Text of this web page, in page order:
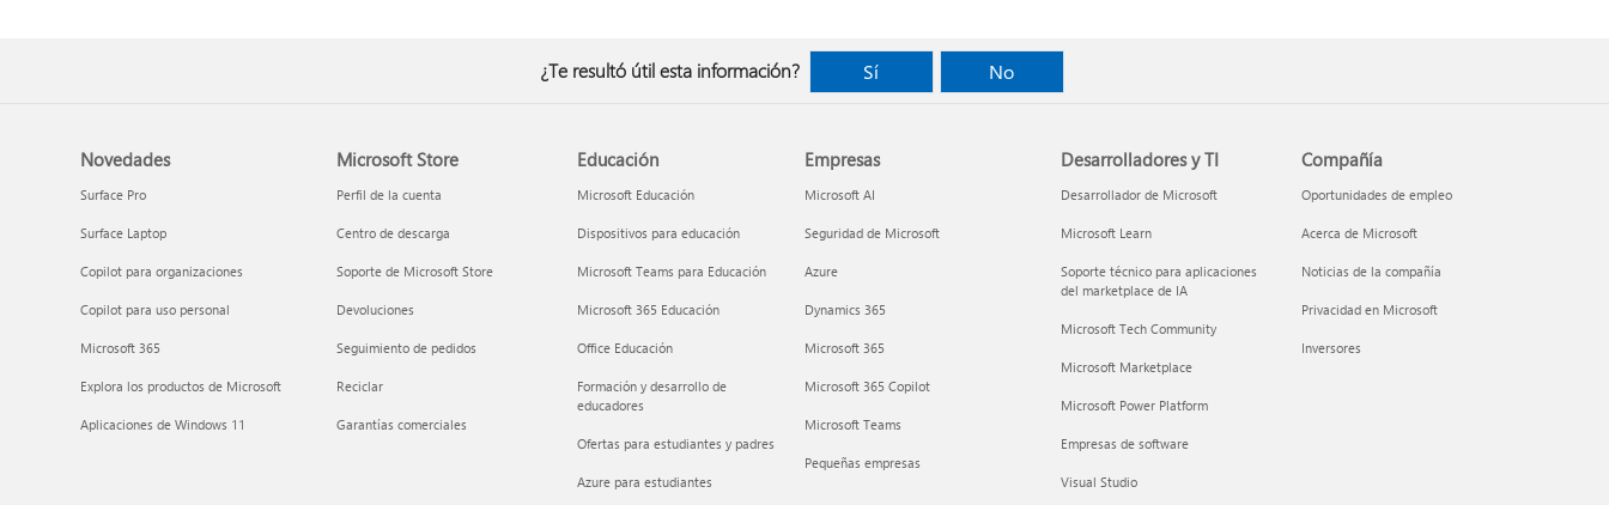
¿Te resultó útil esta información? Sí No
Novedades
Surface Pro
Surface Laptop
Copilot para organizaciones
Copilot para uso personal
Microsoft 365
Explora los productos de Microsoft
Aplicaciones de Windows 11
Microsoft Store
Perfil de la cuenta
Centro de descarga
Soporte de Microsoft Store
Devoluciones
Seguimiento de pedidos
Reciclar
Garantías comerciales
Educación
Microsoft Educación
Dispositivos para educación
Microsoft Teams para Educación
Microsoft 365 Educación
Office Educación
Formación y desarrollo de
educadores
Ofertas para estudiantes y padres
Azure para estudiantes
Empresas
Microsoft AI
Seguridad de Microsoft
Azure
Dynamics 365
Microsoft 365
Microsoft 365 Copilot
Microsoft Teams
Pequeñas empresas
Desarrolladores y TI
Desarrollador de Microsoft
Microsoft Learn
Soporte técnico para aplicaciones
del marketplace de IA
Microsoft Tech Community
Microsoft Marketplace
Microsoft Power Platform
Empresas de software
Visual Studio
Compañía
Oportunidades de empleo
Acerca de Microsoft
Noticias de la compañía
Privacidad en Microsoft
Inversores